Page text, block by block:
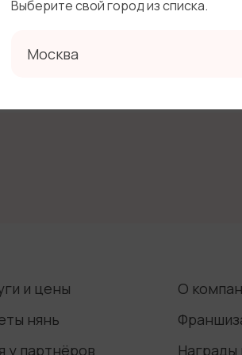
о нас узнали-
в обязанности няни
на размещение фотографий
на рассылку сообщений
и цены
нянь
у партнёров
О
Выберите свой город из списка.
Москва